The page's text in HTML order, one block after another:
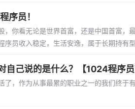
序员！
，你看无论是世界首富，还是中国首富
序员收入稳定，生活安逸，属于长期持有
己说的是什么？【1024程序员
了，作为从事最累的职业之一的我们终于